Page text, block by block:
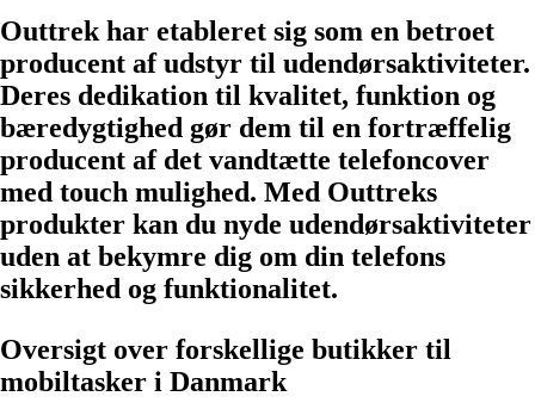
Outtrek har etableret sig som en betroet
producent af udstyr til udendørsaktiviteter.
Deres dedikation til kvalitet, funktion og
bæredygtighed gør dem til en fortræffelig
producent af det vandtætte telefoncover
med touch mulighed. Med Outtreks
produkter kan du nyde udendørsaktiviteter
uden at bekymre dig om din telefons
sikkerhed og funktionalitet.
Oversigt over forskellige butikker til
mobiltasker i Danmark